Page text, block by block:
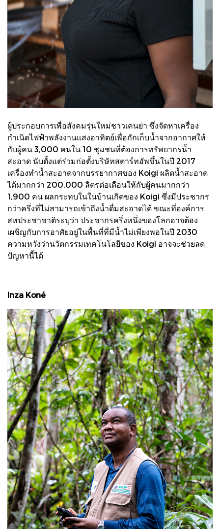
ผู้ประกอบการเพื่อสังคมรุ่นใหม่ชาวเคนย่า ซึ่งจัดหาเครื่อง
กำเนิดไฟฟ้าพลังงานแสงอาทิตย์เพื่อกักเก็บน้ำจากอากาศให้
กับผู้คน 3,000 คนใน 10 ชุมชนที่ต้องการทรัพยากรน้ำ
สะอาด นับตั้งแต่ร่วมก่อตั้งบริษัทสตาร์ทอัพขึ้นในปี 2017
เครื่องทำน้ำสะอาดจากบรรยากาศของ Koigi ผลิตน้ำสะอาด
ได้มากกว่า 200,000 ลิตรต่อเดือนให้กับผู้คนมากกว่า
1,900 คน ผลกระทบในในบ้านเกิดของ Koigi ซึ่งมีประชากร
กว่าครึ่งที่ไม่สามารถเข้าถึงน้ำดื่มสะอาดได้ ขณะที่องค์การ
สหประชาชาติระบุว่า ประชากรครึ่งหนึ่งของโลกอาจต้อง
เผชิญกับการอาศัยอยู่ในพื้นที่ที่มีน้ำไม่เพียงพอในปี 2030
ความหวังว่านวัตกรรมเทคโนโลยีของ Koigi อาจจะช่วยลด
ปัญหานี้ได้
Inza Koné